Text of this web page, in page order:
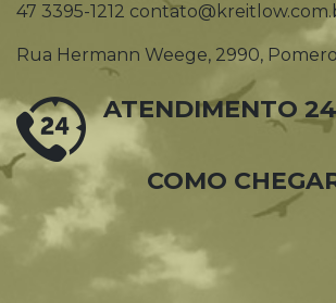
47 3395-1212
Rua Hermann Weege, 2990,
ATENDIMENTO
COMO